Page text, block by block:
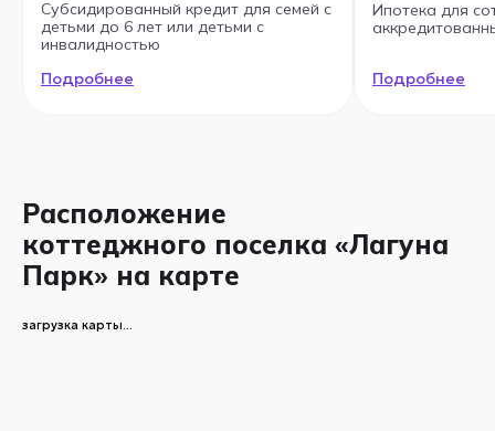
Субсидированный кредит для семей с
детьми до 6 лет или детьми с
инвалидностью
Подробнее
Ипотека для
Подробнее
Расположение
коттеджного поселка «Лагуна
Парк» на карте
загрузка карты...